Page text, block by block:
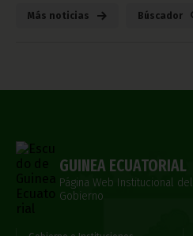
Más noticias Búscador
GUINEA ECUATORIAL
Página Web Institucional del
Gobierno